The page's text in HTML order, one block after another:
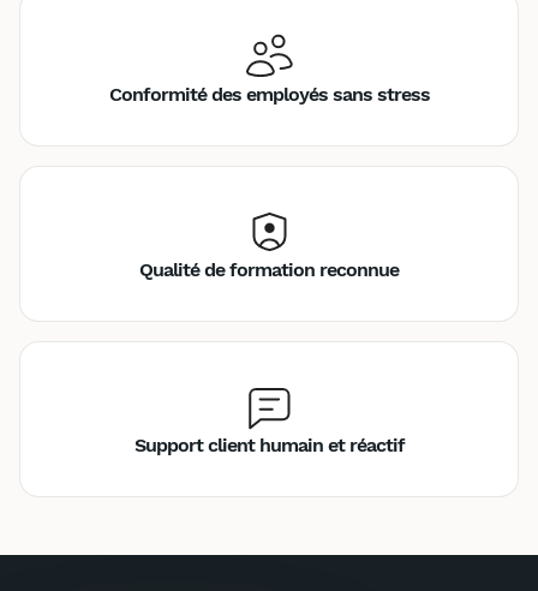
Conformité des employés sans stress
Qualité de formation reconnue
Support client humain et réactif